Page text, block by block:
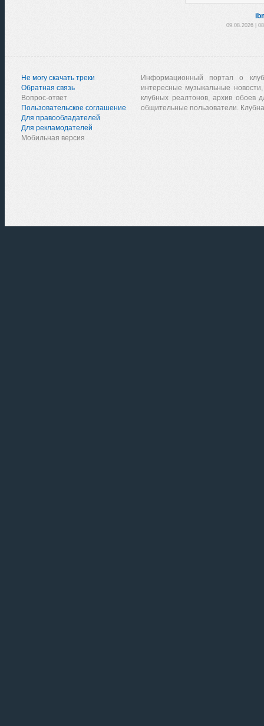
09.08.2026 |
Не могу скачать треки
Обратная связь
Вопрос-ответ
Пользовательское соглашение
Для правообладателей
Для рекламодателей
Мобильная версия
Информационный портал о
интересные музыкальные
клубных реалтонов, архив обоев
общительные пользователи.